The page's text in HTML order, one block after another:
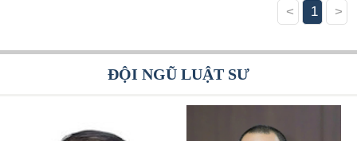
<
1 >
ĐỘI NGŨ LUẬT SƯ